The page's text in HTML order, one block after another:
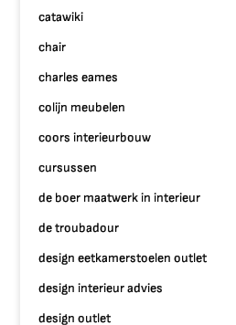
catawiki
chair
charles eames
colijn meubelen
coors interieurbouw
cursussen
de boer maatwerk in interieur
de troubadour
design eetkamerstoelen outlet
design interieur advies
design outlet